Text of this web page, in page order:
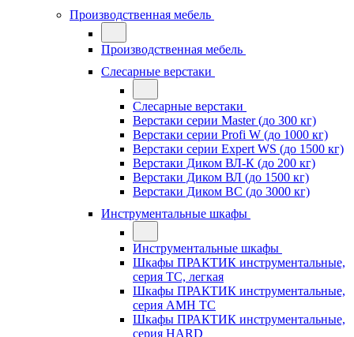
Производственная мебель
Производственная мебель
Слесарные верстаки
Слесарные верстаки
Верстаки серии Master (до 300 кг)
Верстаки серии Profi W (до 1000 кг)
Верстаки серии Expert WS (до 1500 кг)
Верстаки Диком ВЛ-К (до 200 кг)
Верстаки Диком ВЛ (до 1500 кг)
Верстаки Диком ВС (до 3000 кг)
Инструментальные шкафы
Инструментальные шкафы
Шкафы ПРАКТИК инструментальные,
серия TC, легкая
Шкафы ПРАКТИК инструментальные,
серия AMH TC
Шкафы ПРАКТИК инструментальные,
серия HARD